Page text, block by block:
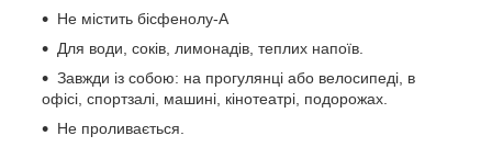
Не містить бісфенолу-А
Для води, соків, лимонадів, теплих напоїв.
Завжди із собою: на прогулянці або велосипеді, в
офісі, спортзалі, машині, кінотеатрі, подорожах.
Не проливається.